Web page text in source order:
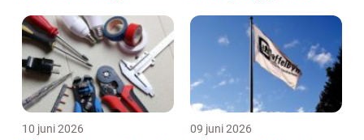
10 juni 2026 09 juni 2026